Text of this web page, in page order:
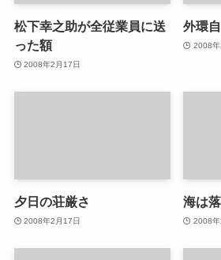
松下幸之助が全従業員に送
った額
2008年2月17日
外環
2008年
夕日の荘厳さ
2008年2月17日
海は
2008年